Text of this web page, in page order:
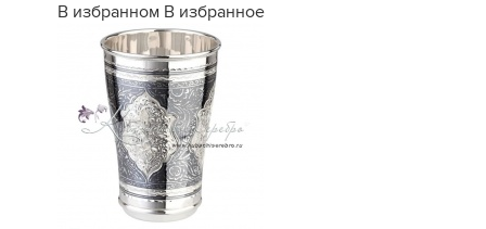
В избранном В избранное